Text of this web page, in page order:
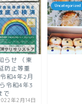
らせ （東
防止等重
和4年2月
令和4年3
で
年2月14日
Uncategorized